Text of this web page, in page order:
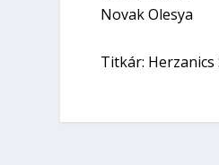
Novak Olesya
Titkár: Herzanics